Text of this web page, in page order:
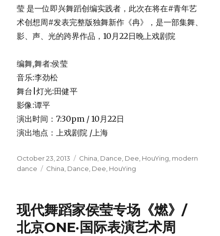
莹 是一位即兴舞蹈创编实践者，此次在将在#青年艺
术创想周#发表完整版独舞新作《冉》，是一部集舞、
影、声、光的跨界作品，10月22日晚上戏剧院
编舞,舞者:侯莹
音乐:李劲松
舞台|灯光:田健平
影像:谭平
演出时间：7:30pm / 10月22日
演出地点：上戏剧院 /上海
Posted
on
October 23, 2013 Categories
China Dance Dee HouYing modern
dance
Tags
China Dance Dee HouYing
现代舞蹈家侯莹专场《燃》/
北京ONE·国际表演艺术周